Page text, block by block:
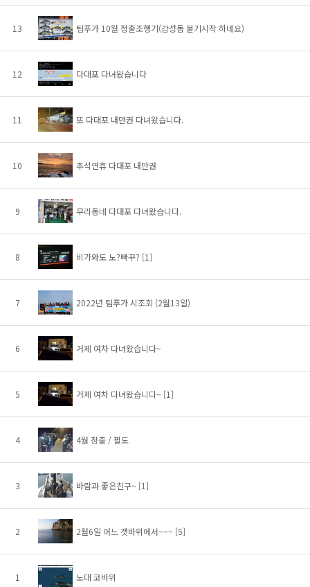
13 팀푸가 10월 정출조행기(감성돔 붙기시작 하네요)
12 다대포 다녀왔습니다
11 또 다대포 내만권 다녀왔습니다.
10 추석연휴 다대포 내만권
9 우리동네 다대포 다녀왔습니다.
8 비가와도 노?빠꾸? [1]
7 2022년 팀푸가 시조회 (2월13일)
6 거제 여차 다녀왔습니다~
5 거제 여차 다녀왔습니다~ [1]
4 4월 정출 / 필도
3 바람과 좋은친구~ [1]
2 2월6일 어느 갯바위에서~~~ [5]
1 노대 코바위